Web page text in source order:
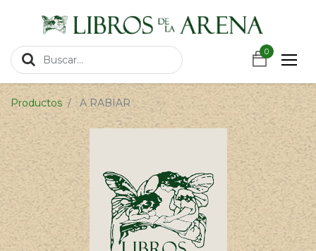
0
0
Productos A RABIAR